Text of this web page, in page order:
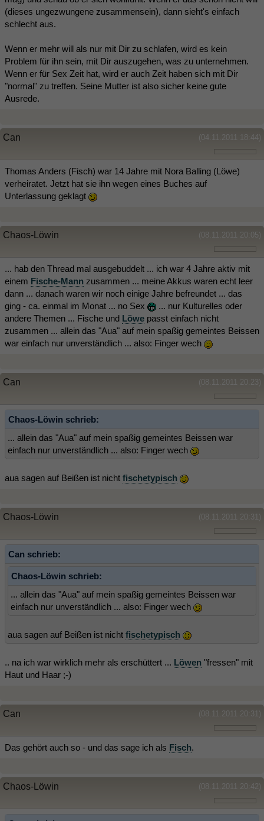
(dieses ungezwungene zusammensein), dann sieht's einfach
schlecht aus.
Wenn er mehr will als nur mit Dir zu schlafen, wird es kein
Problem für ihn sein, mit Dir auszugehen, was zu unternehmen.
Wenn er für Sex Zeit hat, wird er auch Zeit haben sich mit Dir
"normal" zu treffen. Seine Mutter ist also sicher keine gute
Ausrede.
(04.11.2011 18:44)
Can
Thomas Anders (Fisch) war 14 Jahre mit Nora Balling (Löwe)
verheiratet. Jetzt hat sie ihn wegen eines Buches auf
Unterlassung geklagt
(08.11.2011 20:05)
Chaos-Löwin
... hab den Thread mal ausgebuddelt ... ich war 4 Jahre aktiv mit
einem Fische-Mann zusammen ... meine Akkus waren echt leer
dann ... danach waren wir noch einige Jahre befreundet ... das
ging - ca. einmal im Monat ... no Sex
... nur Kulturelles oder
andere Themen ... Fische und Löwe passt einfach nicht
zusammen ... allein das "Aua" auf mein spaßig gemeintes Beissen
war einfach nur unverständlich ... also: Finger wech
(08.11.2011 20:23)
Can
Chaos-Löwin schrieb:
... allein das "Aua" auf mein spaßig gemeintes Beissen war
einfach nur unverständlich ... also: Finger wech
aua sagen auf Beißen ist nicht fischetypisch
(08.11.2011 20:31)
Chaos-Löwin
Can schrieb:
Chaos-Löwin schrieb:
... allein das "Aua" auf mein spaßig gemeintes Beissen war
einfach nur unverständlich ... also: Finger wech
aua sagen auf Beißen ist nicht fischetypisch
.. na ich war wirklich mehr als erschüttert ... Löwen "fressen" mit
Haut und Haar ;-)
(08.11.2011 20:31)
Can
Das gehört auch so - und das sage ich als Fisch.
(08.11.2011 20:42)
Chaos-Löwin